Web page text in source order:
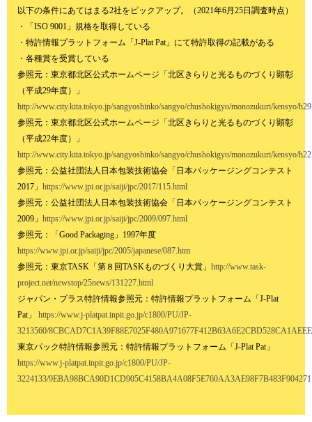
以下の条件にあてはまる2社をピックアップ。（2021年6月25日調査時点）
・「ISO 9001」規格を取得している
・特許情報プラットフォーム「J-Plat Pat」にて特許取得の記載がある
・各種賞を受賞している
参照元：東京都北区公式ホームページ「北区きらりと光るものづくり顕彰
（平成29年度）」
http://www.city.kita.tokyo.jp/sangyoshinko/sangyo/chushokigyo/monozukuri/kensyo/
参照元：東京都北区公式ホームページ「北区きらりと光るものづくり顕彰
（平成22年度）」
http://www.city.kita.tokyo.jp/sangyoshinko/sangyo/chushokigyo/monozukuri/kensyo/
参照元：公益社団法人日本包装技術協会「日本パッケージングコンテスト
2017」 https://www.jpi.or.jp/saiji/jpc/2017/115.html
参照元：公益社団法人日本包装技術協会「日本パッケージングコンテスト
2009」 https://www.jpi.or.jp/saiji/jpc/2009/097.html
参照元：「Good Packaging」1997年度
https://www.jpi.or.jp/saiji/jpc/2005/japanese/087.htm
参照元：東京TASK「第８回TASKものづくり大賞」 http://www.task-
project.net/newstop/25news/131227.html
ジャパン・プラス特許情報参照元：特許情報プラットフォーム「J-Plat
Pat」
https://www.j-platpat.inpit.go.jp/c1800/PU/JP-
3213560/
東京パック特許情報参照元：特許情報プラットフォーム「J-Plat Pat」
https://www.j-platpat.inpit.go.jp/c1800/PU/JP-
3224133/